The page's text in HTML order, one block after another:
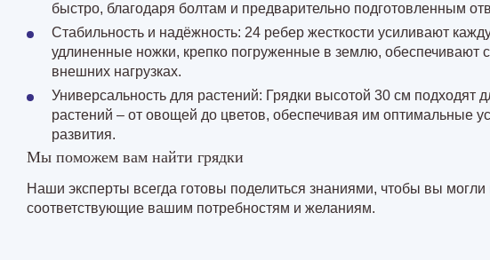
быстро, благодаря болтам и предварительно подготовленным
Стабильность и надёжность: 24 ребер жесткости усиливают
удлиненные ножки, крепко погруженные в землю, обеспечивают
внешних нагрузках.
Универсальность для растений: Грядки высотой 30 см подходят
растений – от овощей до цветов, обеспечивая им оптимальные
развития.
Мы поможем вам найти грядки
Наши эксперты всегда готовы поделиться знаниями, чтобы вы могли
соответствующие вашим потребностям и желаниям.